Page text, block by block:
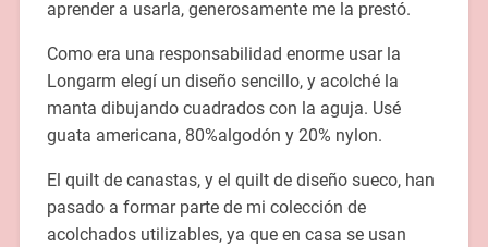
aprender a usarla, generosamente me la prestó.
Como era una responsabilidad enorme usar la
Longarm elegí un diseño sencillo, y acolché la
manta dibujando cuadrados con la aguja. Usé
guata americana, 80%algodón y 20% nylon.
El quilt de canastas, y el quilt de diseño sueco, han
pasado a formar parte de mi colección de
acolchados utilizables, ya que en casa se usan